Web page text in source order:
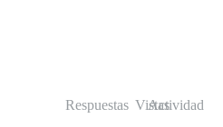
Respuestas Vistas
Actividad